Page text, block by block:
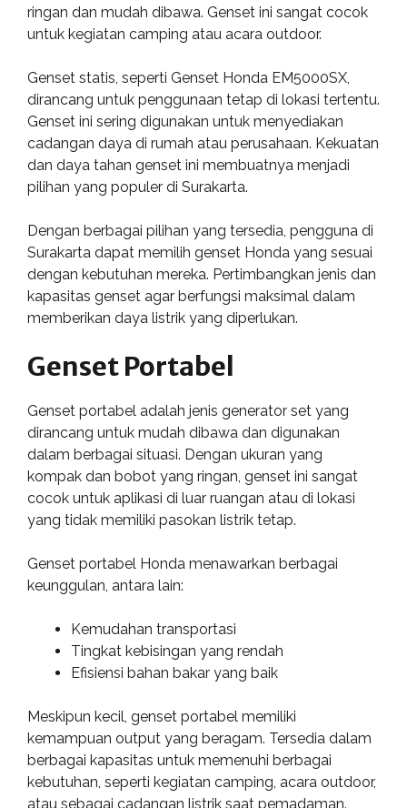
ringan dan mudah dibawa. Genset ini sangat cocok
untuk kegiatan camping atau acara outdoor.
Genset statis, seperti Genset Honda EM5000SX,
dirancang untuk penggunaan tetap di lokasi tertentu.
Genset ini sering digunakan untuk menyediakan
cadangan daya di rumah atau perusahaan. Kekuatan
dan daya tahan genset ini membuatnya menjadi
pilihan yang populer di Surakarta.
Dengan berbagai pilihan yang tersedia, pengguna di
Surakarta dapat memilih genset Honda yang sesuai
dengan kebutuhan mereka. Pertimbangkan jenis dan
kapasitas genset agar berfungsi maksimal dalam
memberikan daya listrik yang diperlukan.
Genset Portabel
Genset portabel adalah jenis generator set yang
dirancang untuk mudah dibawa dan digunakan
dalam berbagai situasi. Dengan ukuran yang
kompak dan bobot yang ringan, genset ini sangat
cocok untuk aplikasi di luar ruangan atau di lokasi
yang tidak memiliki pasokan listrik tetap.
Genset portabel Honda menawarkan berbagai
keunggulan, antara lain:
Kemudahan transportasi
Tingkat kebisingan yang rendah
Efisiensi bahan bakar yang baik
Meskipun kecil, genset portabel memiliki
kemampuan output yang beragam. Tersedia dalam
berbagai kapasitas untuk memenuhi berbagai
kebutuhan, seperti kegiatan camping, acara outdoor,
atau sebagai cadangan listrik saat pemadaman.